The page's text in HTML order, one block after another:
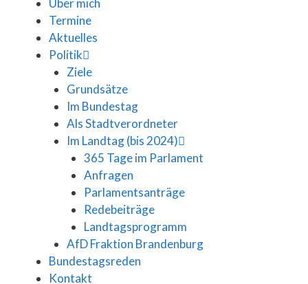
Termine
Aktuelles
Politik
Ziele
Grundsätze
Im Bundestag
Als Stadtverordneter
Im Landtag (bis 2024)
365 Tage im Parlament
Anfragen
Parlamentsanträge
Redebeiträge
Landtagsprogramm
AfD Fraktion Brandenburg
Bundestagsreden
Kontakt